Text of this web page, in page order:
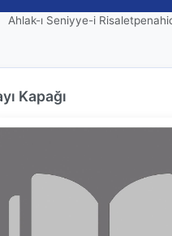
Ahlak-ı Seniyye-i
Kapağı